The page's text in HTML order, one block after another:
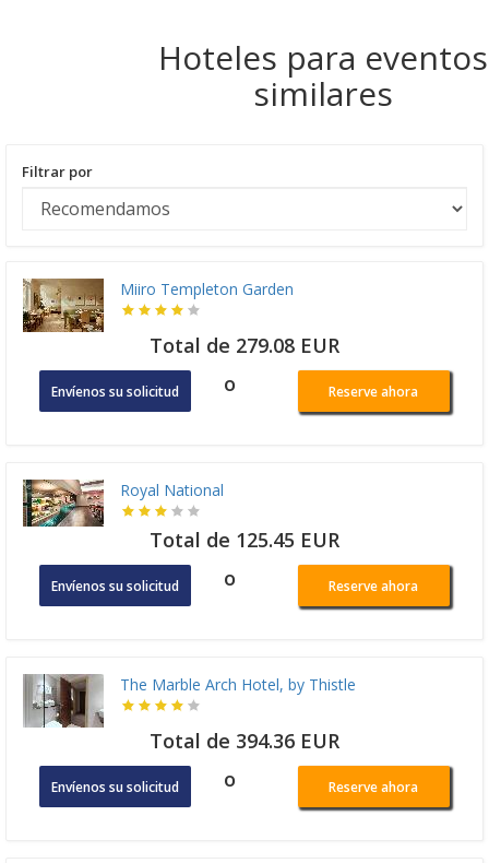
Hoteles para eventos
similares
Filtrar por
Miiro Templeton Garden
Total de 279.08 EUR
Envíenos su solicitud o Reserve ahora
Royal National
Total de 125.45 EUR
Envíenos su solicitud o Reserve ahora
The Marble Arch Hotel, by Thistle
Total de 394.36 EUR
Envíenos su solicitud o Reserve ahora